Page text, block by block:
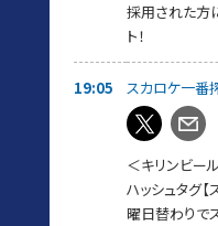
採用された方
ト！
19:05 スカロケ一番
＜キリンビー
ハッシュタグ
曜日替わりで